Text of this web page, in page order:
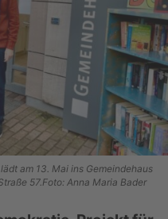
am 13. Mai ins Gemeindehaus
57.Foto: Anna Maria Bader